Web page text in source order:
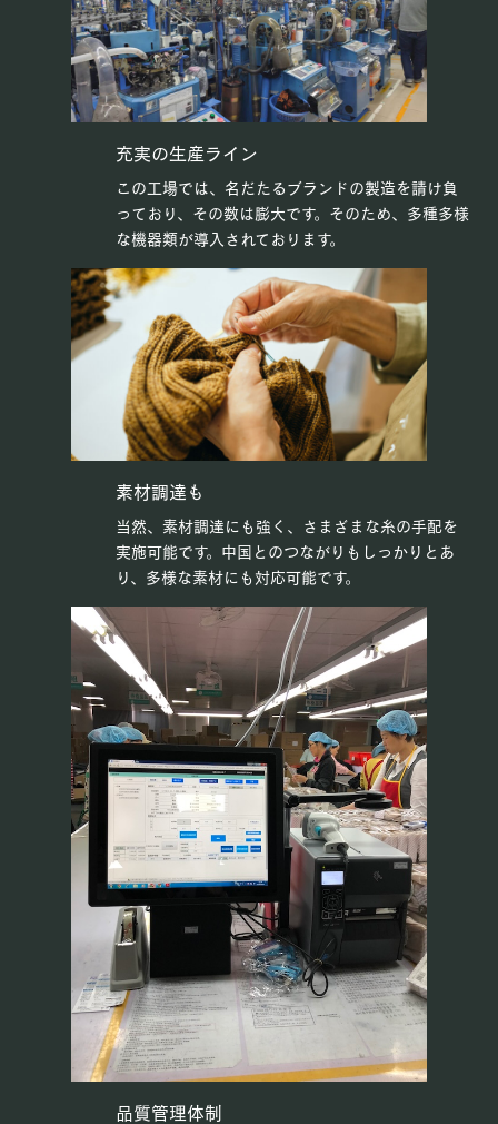
充実の生産ライン
この工場では、名だたるブランドの製造を請け負
っており、その数は膨大です。そのため、多種多様
な機器類が導入されております。
素材調達も
当然、素材調達にも強く、さまざまな糸の手配を
実施可能です。中国とのつながりもしっかりとあ
り、多様な素材にも対応可能です。
品質管理体制